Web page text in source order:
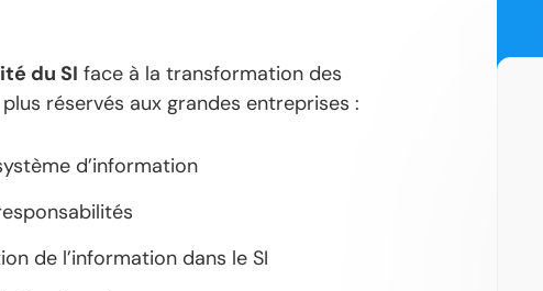
du SI face à la transformation des
réservés aux grandes entreprises :
d’information
de l’information dans le SI